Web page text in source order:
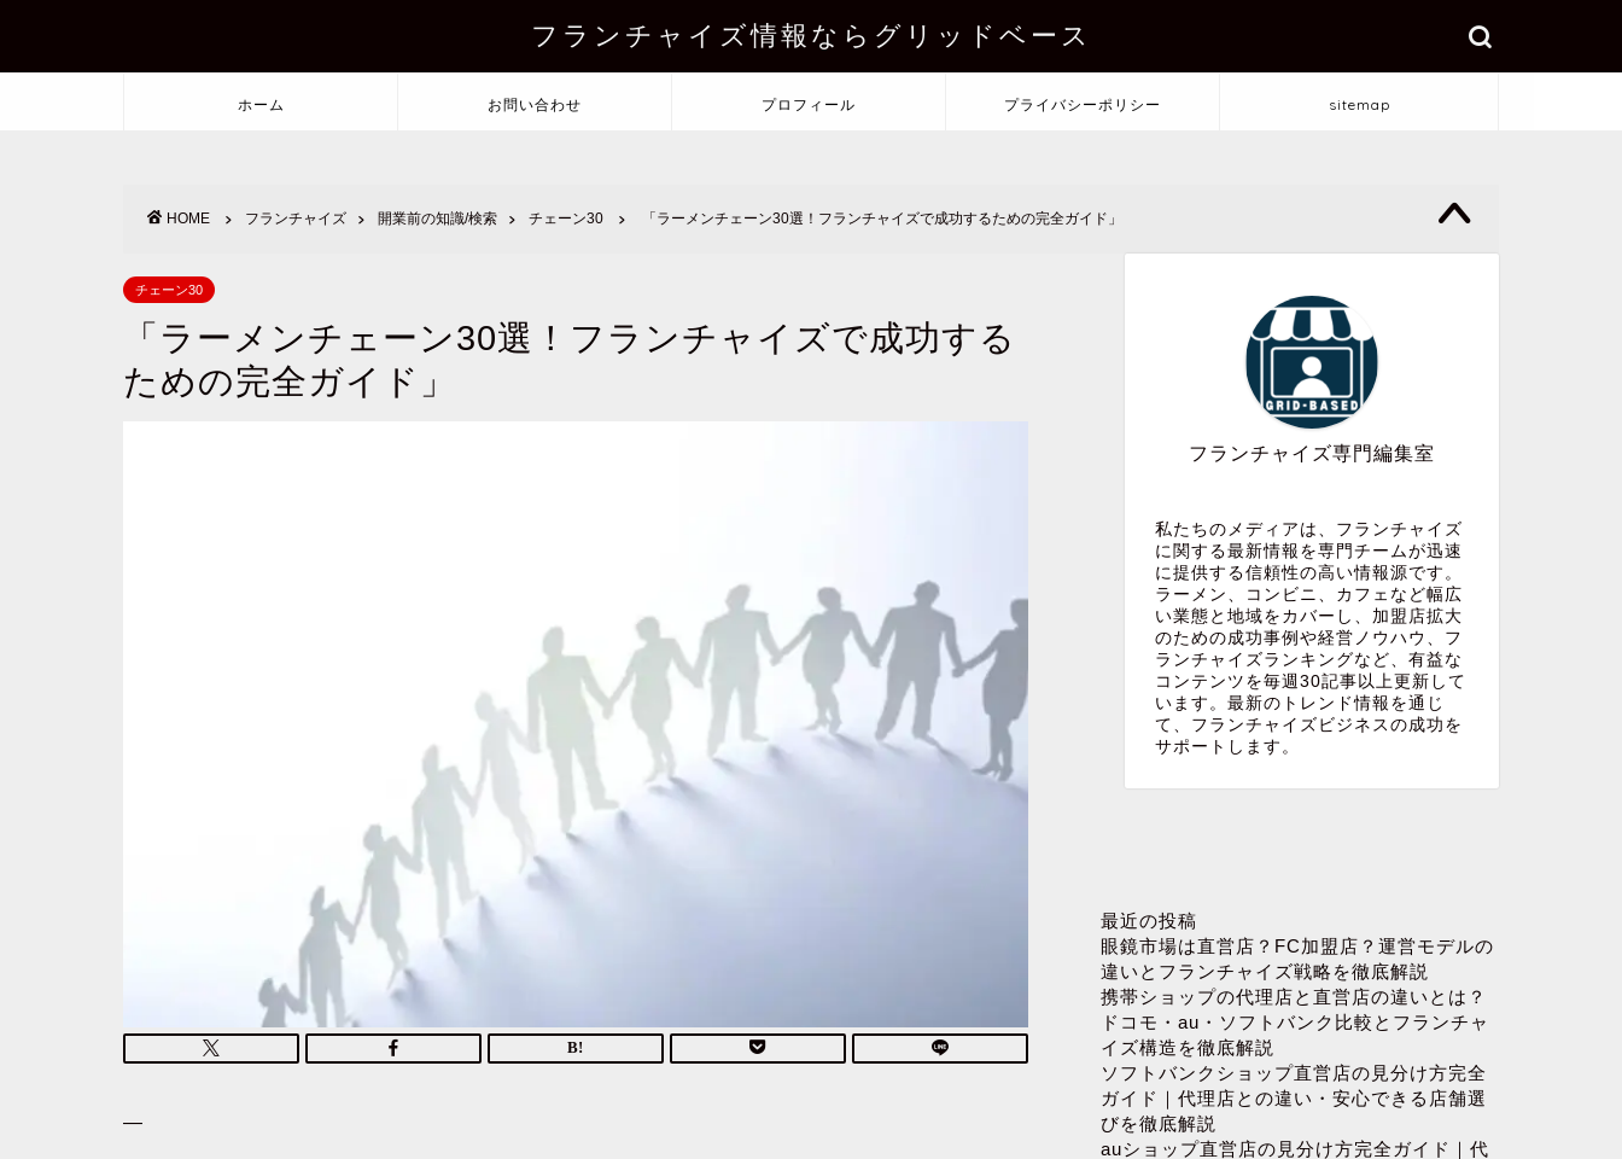
フランチャイズ情報ならグリッドベース
ホーム お問い合わせ プロフィール プライバシーポリシー sitemap
HOME フランチャイズ 開業前の知識/検索 チェーン30 「ラーメンチェーン30選！フランチャイズで成功するための完全ガイド」
チェーン30
「ラーメンチェーン30選！フランチャイズで成功する
ための完全ガイド」
—
フランチャイズ専門編集室
私たちのメディアは、フランチャイズ
に関する最新情報を専門チームが迅速
に提供する信頼性の高い情報源です。
ラーメン、コンビニ、カフェなど幅広
い業態と地域をカバーし、加盟店拡大
のための成功事例や経営ノウハウ、フ
ランチャイズランキングなど、有益な
コンテンツを毎週30記事以上更新して
います。最新のトレンド情報を通じ
て、フランチャイズビジネスの成功を
サポートします。
最近の投稿
眼鏡市場は直営店？FC加盟店？運営モデルの
違いとフランチャイズ戦略を徹底解説
携帯ショップの代理店と直営店の違いとは？
ドコモ・au・ソフトバンク比較とフランチャ
イズ構造を徹底解説
ソフトバンクショップ直営店の見分け方完全
ガイド｜代理店との違い・安心できる店舗選
びを徹底解説
auショップ直営店の見分け方完全ガイド｜代